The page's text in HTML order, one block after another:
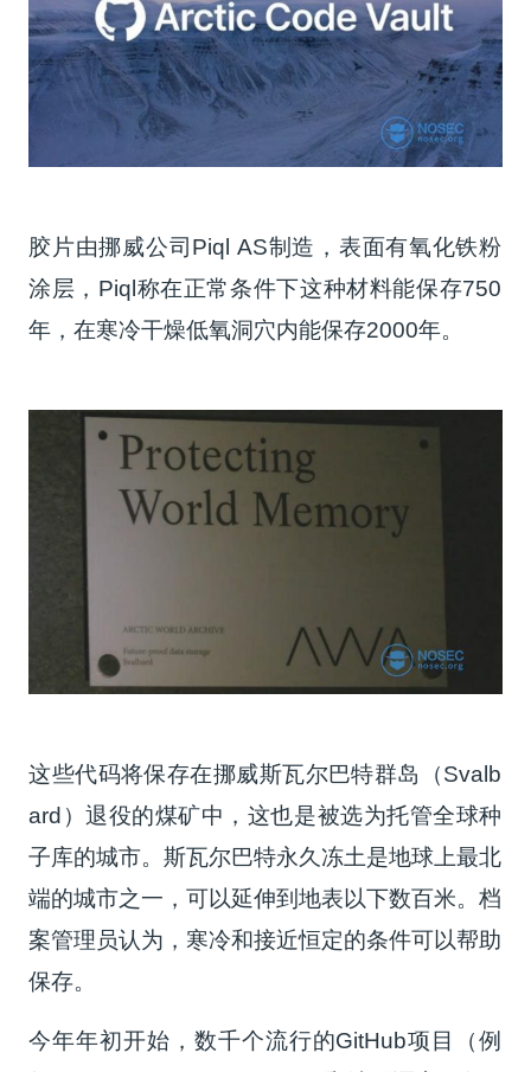
胶片由挪威公司Piql AS制造，表面有氧化铁粉
涂层，Piql称在正常条件下这种材料能保存750
年，在寒冷干燥低氧洞穴内能保存2000年。
这些代码将保存在挪威斯瓦尔巴特群岛（Svalb
ard）退役的煤矿中，这也是被选为托管全球种
子库的城市。斯瓦尔巴特永久冻土是地球上最北
端的城市之一，可以延伸到地表以下数百米。档
案管理员认为，寒冷和接近恒定的条件可以帮助
保存。
今年年初开始，数千个流行的GitHub项目（例